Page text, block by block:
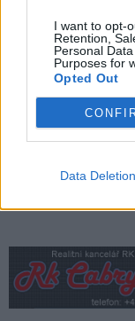
I want to opt-
Retention,
Personal
Purposes for
Opted Out
Data Deletion